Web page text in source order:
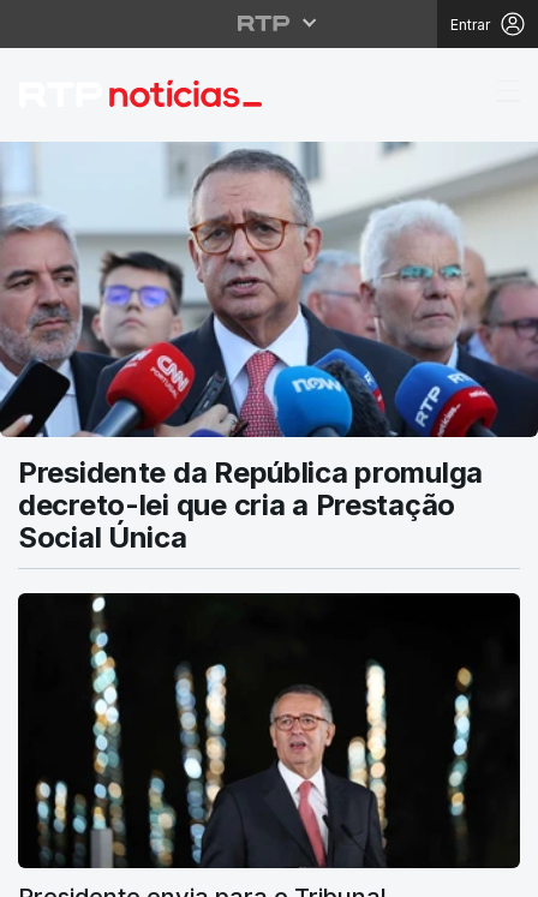
Entrar
RTP Notícias
Presidente da República promulga
decreto-lei que cria a Prestação
Social Única